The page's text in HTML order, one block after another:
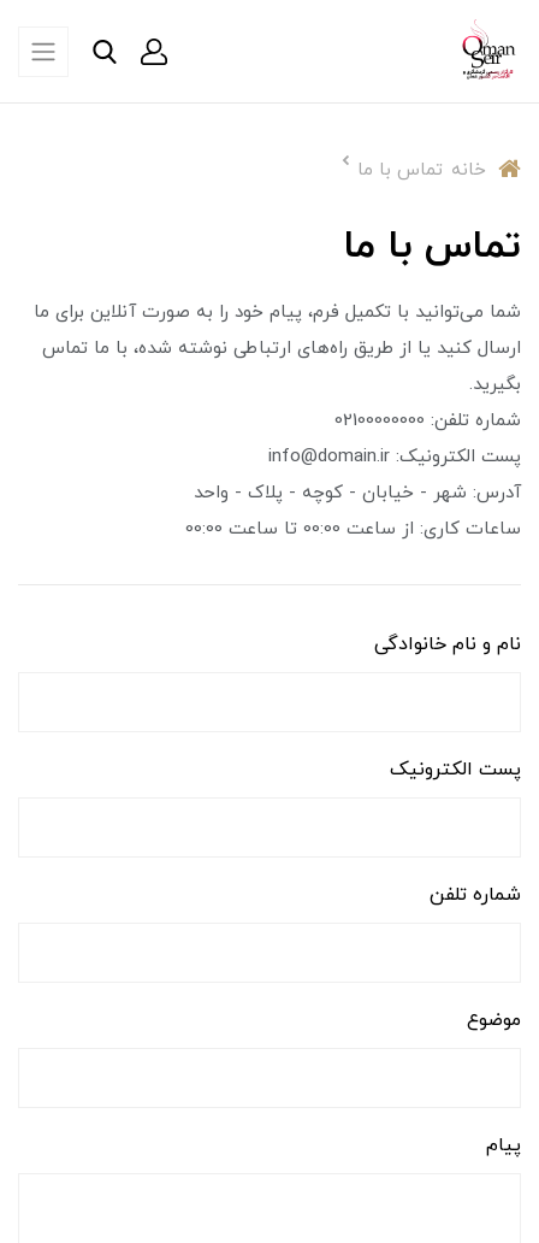
خانه تماس با ما
تماس با ما
شما می‌توانید با تکمیل فرم، پیام خود را به صورت آنلاین برای ما
ارسال کنید یا از طریق راه‌های ارتباطی نوشته شده، با ما تماس
بگیرید.
شماره تلفن: 02100000000
پست الکترونیک: info@domain.ir
آدرس: شهر - خیابان - کوچه - پلاک - واحد
ساعات کاری: از ساعت 00:00 تا ساعت 00:00
نام و نام خانوادگی
پست الکترونیک
شماره تلفن
موضوع
پیام